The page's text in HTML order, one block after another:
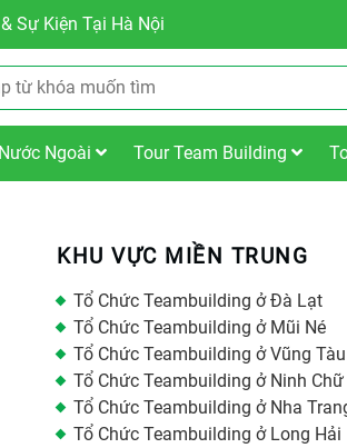
Sự Kiện Tại Hà Nội
Ngoài Tour Team Building
KHU VỰC MIỀN TRUNG
Tổ Chức Teambuilding ở Đà Lạt
Tổ Chức Teambuilding ở Mũi Né
Tổ Chức Teambuilding ở Vũng Tàu
Tổ Chức Teambuilding ở Ninh Chữ
Tổ Chức Teambuilding ở Nha
Tổ Chức Teambuilding ở Long Hải